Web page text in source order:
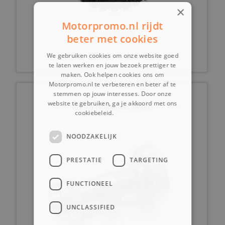
€ 59,99
(9E1d) Nokkenas 140cc
×
Motorpromo.nl rijdt
beter met cookies
We gebruiken cookies om onze website goed
te laten werken en jouw bezoek prettiger te
maken. Ook helpen cookies ons om
Motorpromo.nl te verbeteren en beter af te
stemmen op jouw interesses. Door onze
website te gebruiken, ga je akkoord met ons
cookiebeleid.
NOODZAKELIJK
PRESTATIE TARGETING
FUNCTIONEEL
UNCLASSIFIED